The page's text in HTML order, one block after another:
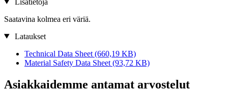
Saatavina kolmea eri väriä.
Lataukset
Technical Data Sheet (660,19 KB)
Material Safety Data Sheet (93,72 KB)
Asiakkaidemme antamat arvostelut